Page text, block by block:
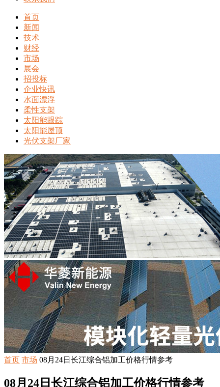
首页
新闻
技术
财经
市场
展会
招投标
企业快讯
水面漂浮
柔性支架
太阳能跟踪
太阳能屋顶
光伏支架厂家
首页 市场 08月24日长江综合铝加工价格行情参考
08月24日长江综合铝加工价格行情参考